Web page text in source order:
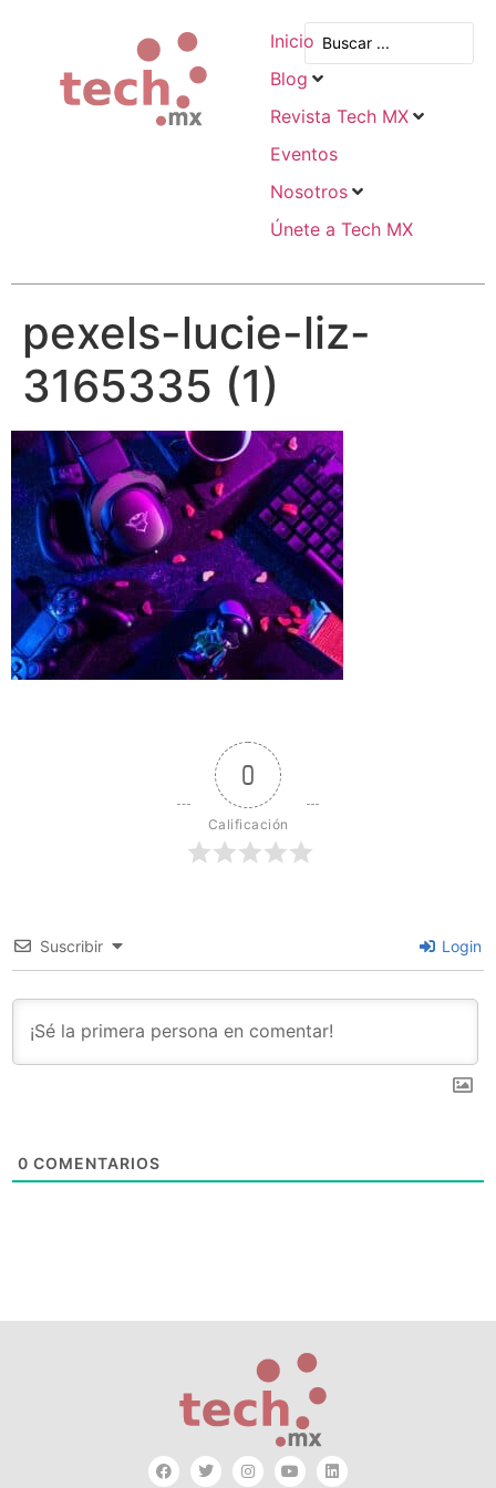
Inicio
Blog
Revista Tech MX
Eventos
Nosotros
Únete a Tech MX
pexels-lucie-liz-
3165335 (1)
0
Calificación
Suscribir Login
0 COMENTARIOS